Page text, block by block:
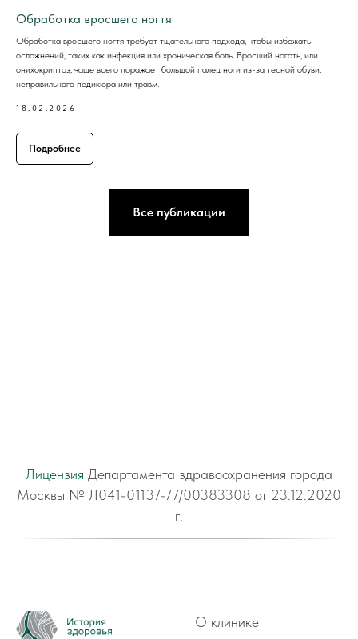
Обработка вросшего ногтя
Обработка вросшего ногтя требует тщательного подхода, чтобы избежать
осложнений, таких как инфекция или хроническая боль. Вросший ноготь, или
онихокриптоз, чаще всего поражает большой палец ноги из-за тесной обуви,
неправильного педикюра или травм.
18.02.2026
Подробнее
Все публикации
Лицензия Департамента здравоохранения города
Москвы № Л041-01137-77/00383308 от 23.12.2020
г.
О клинике